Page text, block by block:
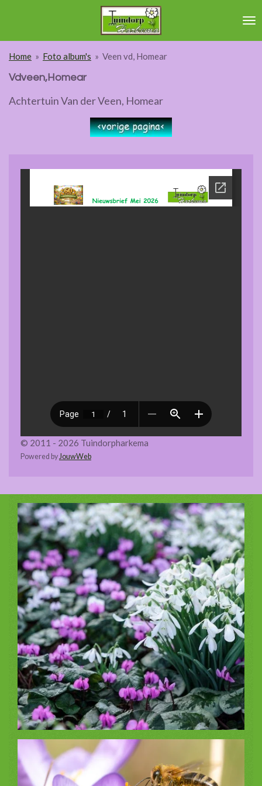
hoofdinhoud
Home » Foto album's » Veen vd, Homear
Vdveen,Homear
Achtertuin Van der Veen, Homear
© 2011 - 2026 Tuindorpharkema
Powered byJouwWeb